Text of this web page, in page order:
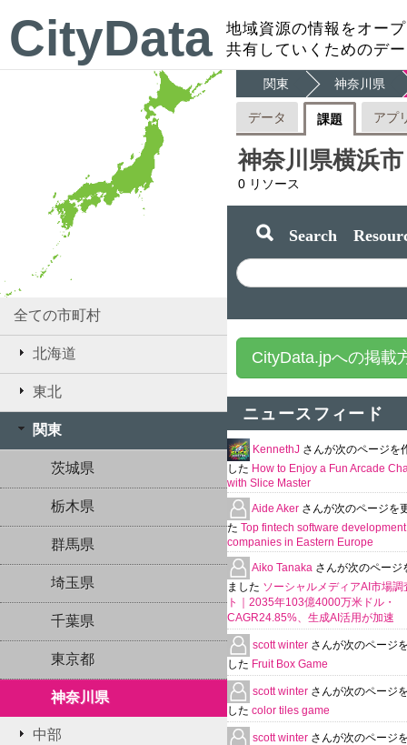
CityData
地域資源の情報をオー
共有していくためのデ
全ての市町村
北海道
東北
関東
茨城県
栃木県
群馬県
埼玉県
千葉県
東京都
神奈川県
中部
関東 神奈川県
データ 課題 アプ
神奈川県横浜市
0 リソース
Search
CityData.jpへの掲載
ニュースフィード
KennethJ さんが次のページを
した How to Enjoy a Fun Arcade
with Slice Master
Aide Aker さんが次のページを
た Top fintech software development
companies in Eastern Europe
Aiko Tanaka さんが次のページ
ました ソーシャルメディアAI市場調
ト｜2035年103億4000万米ドル・
CAGR24.85%、生成AI活用が加速
scott winter さんが次のページ
した Fruit Box Game
scott winter さんが次のページ
した color tiles game
scott winter さんが次のページ